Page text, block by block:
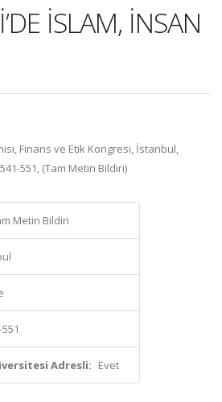
İSLAM, İNSAN
Finans ve Etik Kongresi, İstanbul,
551, (Tam Metin Bildiri)
Metin Bildiri
Adresli: Evet